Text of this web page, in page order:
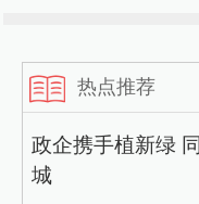
热点推荐
政企携手植新绿
城